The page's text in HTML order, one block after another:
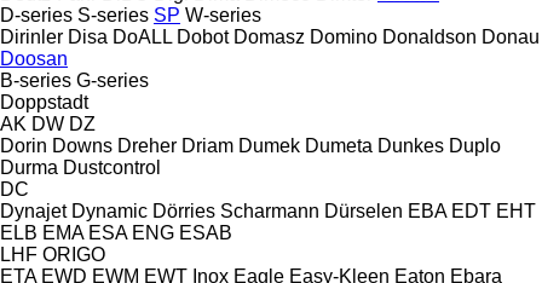
D-series S-series SP W-series
Dirinler Disa DoALL Dobot Domasz Domino Donaldson Donau
Doosan
B-series G-series
Doppstadt
AK DW DZ
Dorin Downs Dreher Driam Dumek Dumeta Dunkes Duplo
Durma Dustcontrol
DC
Dynajet Dynamic Dörries Scharmann Dürselen EBA EDT EHT
ELB EMA ESA ENG ESAB
LHF ORIGO
ETA EWD EWM EWT Inox Eagle Easy-Kleen Eaton Ebara